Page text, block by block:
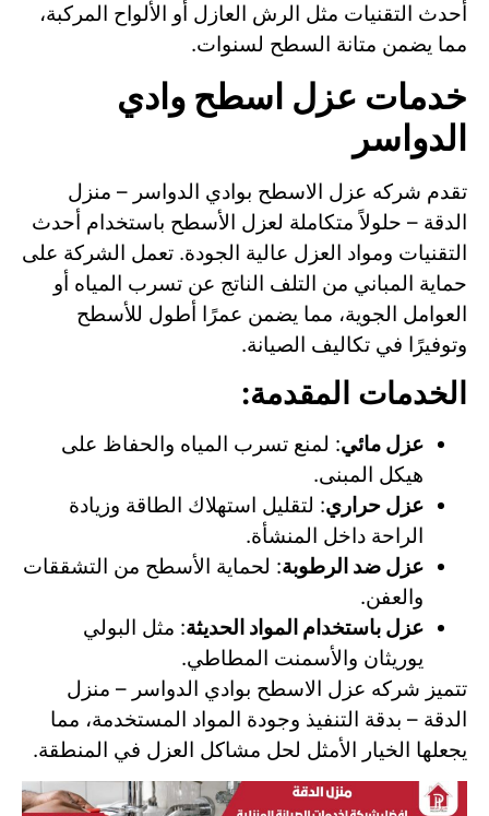
أحدث التقنيات مثل الرش العازل أو الألواح المركبة،
مما يضمن متانة السطح لسنوات.
خدمات عزل اسطح وادي
الدواسر
تقدم شركه عزل الاسطح بوادي الدواسر – منزل
الدقة – حلولاً متكاملة لعزل الأسطح باستخدام أحدث
التقنيات ومواد العزل عالية الجودة. تعمل الشركة على
حماية المباني من التلف الناتج عن تسرب المياه أو
العوامل الجوية، مما يضمن عمرًا أطول للأسطح
وتوفيرًا في تكاليف الصيانة.
الخدمات المقدمة:
عزل مائي: لمنع تسرب المياه والحفاظ على
هيكل المبنى.
عزل حراري: لتقليل استهلاك الطاقة وزيادة
الراحة داخل المنشأة.
عزل ضد الرطوبة: لحماية الأسطح من التشققات
والعفن.
عزل باستخدام المواد الحديثة: مثل البولي
يوريثان والأسمنت المطاطي.
تتميز شركه عزل الاسطح بوادي الدواسر – منزل
الدقة – بدقة التنفيذ وجودة المواد المستخدمة، مما
يجعلها الخيار الأمثل لحل مشاكل العزل في المنطقة.